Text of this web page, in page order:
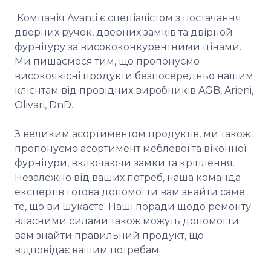
дверних ручок, дверних замків та двірной
фурнітуру за висококонкурентними цінами.
Ми пишаємося тим, що пропонуємо
високоякісні продукти безпосередньо нашим
клієнтам від провідних виробників AGB, Arieni,
Olivari, DnD.
З великим асортиментом продуктів, ми також
пропонуємо асортимент меблевої та віконної
фурнітури, включаючи замки та кріплення.
Незалежно від ваших потреб, наша команда
експертів готова допомогти вам знайти саме
те, що ви шукаєте. Наші поради щодо ремонту
власними силами також можуть допомогти
вам знайти правильний продукт, що
відповідає вашим потребам.